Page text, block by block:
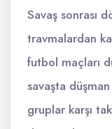
Savaş sonrası
travmalardan
futbol maçları
savaşta
gruplar karşı